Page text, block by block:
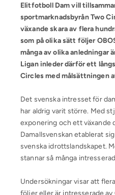
Elitfotboll Dam vill
sportmarknadsbyrån Two
växande skara av flera
som på olika sätt följer
många av olika anledningar
Ligan inleder därför ett
Circles med målsättningen
Det svenska intresset för
har aldrig varit större. Med
exponering och ett växande
Damallsvenskan etablerat
svenska idrottslandskapet.
stannar så många
Undersökningar visar att
följer eller är intresserade av